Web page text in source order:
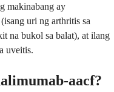
makinabang ay
uri ng arthritis sa
na bukol sa balat), at ilang
uveitis.
aacf?